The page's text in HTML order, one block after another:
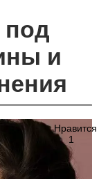
под
и
Нравится
1